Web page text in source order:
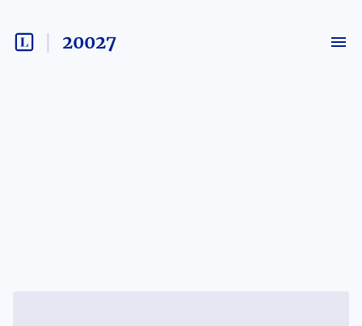
20027